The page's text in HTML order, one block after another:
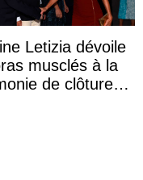
Letizia dévoile
musclés à la
de clôture